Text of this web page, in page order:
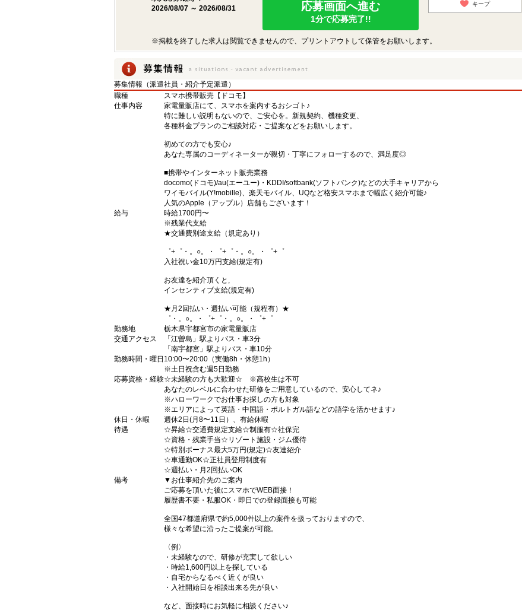
2026/08/07 ～ 2026/08/31
応募画面へ進む
1分で応募完了!!
キープ
※掲載を終了した求人は閲覧できませんので、プリントアウトして保管をお願いします。
募集情報（派遣社員・紹介予定派遣）
職種
スマホ携帯販売【ドコモ】
仕事内容
家電量販店にて、スマホを案内するおシゴト♪
特に難しい説明もないので、ご安心を。新規契約、機種変更、
各種料金プランのご相談対応・ご提案などをお願いします。
初めての方でも安心♪
あなた専属のコーディネーターが親切・丁寧にフォローするので、満足度◎
■携帯やインターネット販売業務
docomo(ドコモ)/au(エーユー)・KDDI/softbank(ソフトバンク)などの大手キャリアから
ワイモバイル(Y!mobille)、楽天モバイル、UQなど格安スマホまで幅広く紹介可能♪
人気のApple（アップル）店舗もございます！
給与
時給1700円〜
※残業代支給
★交通費別途支給（規定あり）
゜+゜・。○。・゜+゜・。○。・゜+゜
入社祝い金10万円支給(規定有)
お友達を紹介頂くと,
インセンティブ支給(規定有)
★月2回払い・週払い可能（規程有）★
゜・。○。・゜+゜・。○。・゜+゜
勤務地
栃木県宇都宮市の家電量販店
交通アクセス
「江曽島」駅よりバス・車3分
「南宇都宮」駅よりバス・車10分
勤務時間・曜日 10:00〜20:00（実働8h・休憩1h）
※土日祝含む週5日勤務
応募資格・経験☆未経験の方も大歓迎☆ ※高校生は不可
あなたのレベルに合わせた研修をご用意しているので、安心してネ♪
※ハローワークでお仕事お探しの方も対象
※エリアによって英語・中国語・ポルトガル語などの語学を活かせます♪
休日・休暇
週休2日(月8〜11日）、有給休暇
待遇
☆昇給☆交通費規定支給☆制服有☆社保完
☆資格・残業手当☆リゾート施設・ジム優待
☆特別ボーナス最大5万円(規定)☆友達紹介
☆車通勤OK☆正社員登用制度有
☆週払い・月2回払いOK
備考
▼お仕事紹介先のご案内
ご応募を頂いた後にスマホでWEB面接！
履歴書不要・私服OK・即日での登録面接も可能
全国47都道府県で約5,000件以上の案件を扱っておりますので、
様々な希望に沿ったご提案が可能。
〈例〉
・未経験なので、研修が充実して欲しい
・時給1,600円以上を探している
・自宅からなるべく近くが良い
・入社開始日を相談出来る先が良い
など、面接時にお気軽に相談ください♪